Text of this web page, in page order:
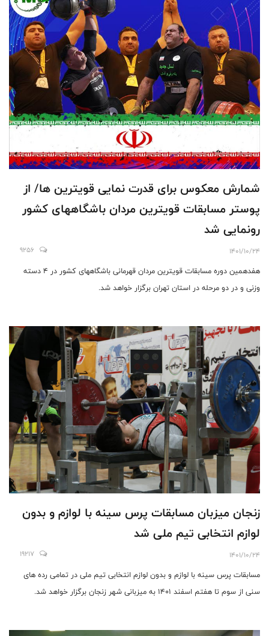
شمارش معکوس برای قدرت نمایی قویترین ها/ از
پوستر مسابقات قویترین مردان باشگاههای کشور
رونمایی شد
1401/10/24
9256
هفدهمین دوره مسابقات قویترین مردان قهرمانی باشگاههای کشور در 4 دسته
وزنی و در دو مرحله در استان تهران برگزار خواهد شد.
زنجان میزبان مسابقات پرس سینه با لوازم و بدون
لوازم انتخابی تیم ملی شد
1401/10/24
19217
مسابقات پرس سینه با لوازم و بدون لوازم انتخابی تیم ملی در تمامی رده های
سنی از سوم تا هفتم اسفند 1401 به میزبانی شهر زنجان برگزار خواهد شد.